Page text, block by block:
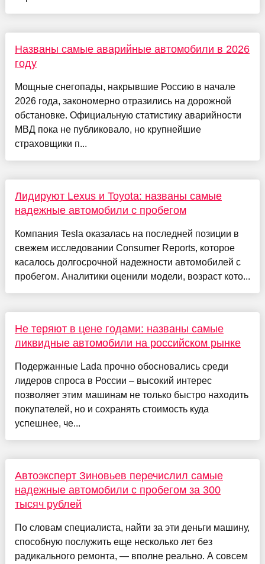
Названы самые аварийные автомобили в 2026
году
Мощные снегопады, накрывшие Россию в начале
2026 года, закономерно отразились на дорожной
обстановке. Официальную статистику аварийности
МВД пока не публиковало, но крупнейшие
страховщики п...
Лидируют Lexus и Toyota: названы самые
надежные автомобили с пробегом
Компания Tesla оказалась на последней позиции в
свежем исследовании Consumer Reports, которое
касалось долгосрочной надежности автомобилей с
пробегом. Аналитики оценили модели, возраст кото...
Не теряют в цене годами: названы самые
ликвидные автомобили на российском рынке
Подержанные Lada прочно обосновались среди
лидеров спроса в России – высокий интерес
позволяет этим машинам не только быстро находить
покупателей, но и сохранять стоимость куда
успешнее, че...
Автоэксперт Зиновьев перечислил самые
надежные автомобили с пробегом за 300
тысяч рублей
По словам специалиста, найти за эти деньги машину,
способную послужить еще несколько лет без
радикального ремонта, — вполне реально. А совсем